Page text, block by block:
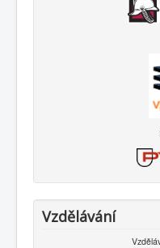
Vzdělávání